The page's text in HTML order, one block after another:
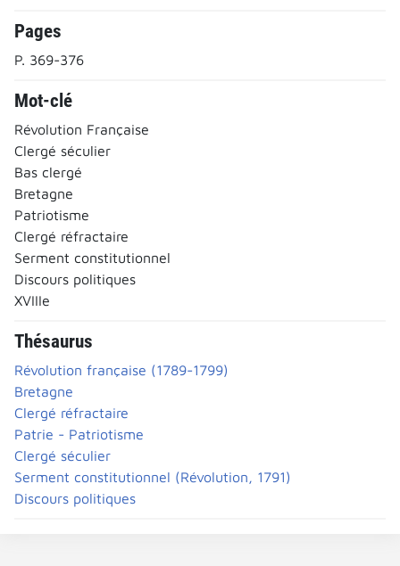
Pages
P. 369-376
Mot-clé
Révolution Française
Clergé séculier
Bas clergé
Bretagne
Patriotisme
Clergé réfractaire
Serment constitutionnel
Discours politiques
XVIIIe
Thésaurus
Révolution française (1789-1799)
Bretagne
Clergé réfractaire
Patrie - Patriotisme
Clergé séculier
Serment constitutionnel (Révolution, 1791)
Discours politiques